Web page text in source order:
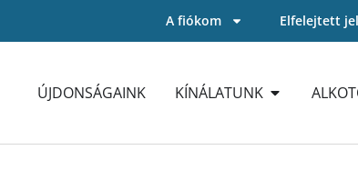
A fiókom Elfelejtett
ÚJDONSÁGAINK KÍNÁLATUNK